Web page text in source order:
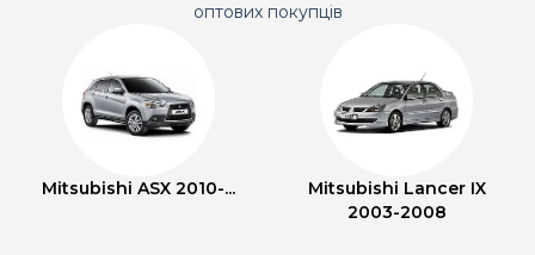
оптових покупців
Mitsubishi ASX 2010-...
Mitsubishi Lancer IX
2003-2008